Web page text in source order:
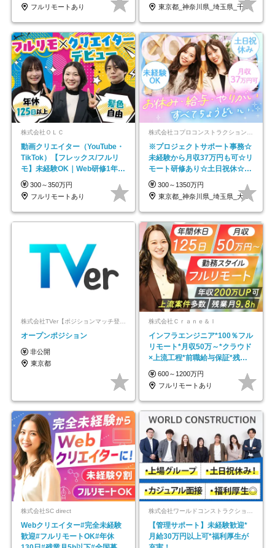
フルリモートあり
東京都_神奈川県_埼玉県_千葉県_大阪府…
株式会社ＯＬＣ
動画クリエイター（YouTube・
TikTok）【フレックス/フルリ
モ】未経験OK｜Web研修1年間
｜副業OK
300～350万円
フルリモートあり
※プロジェクトサポート事務☆
未経験から月収37万円も可☆リ
モート研修あり☆土日祝休☆20
代～30代活躍/b
300～1350万円
東京都_神奈川県_埼玉県_大阪府_愛知県…
株式会社TVer【ポジションマッチ登録】
オープンポジション
非公開
東京都
株式会社Ｃｒａｎｅ＆Ｉ
インフラエンジニア*100％フル
リモート*月収50万～*クラウド
×上流工程*前職給与保証*残業
月9.8h
600～1200万円
フルリモートあり
株式会社SC direct
Webクリエイター#完全未経験
歓迎#フルリモートOK#年休
【管理サポート】未経験歓迎*
月給30万円以上可*福利厚生が